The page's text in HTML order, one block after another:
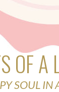
OF A
SOUL IN